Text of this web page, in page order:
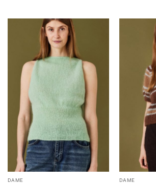
DAME DAME